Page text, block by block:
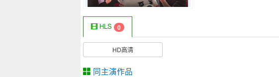
HLS 0
HD高清
同主演作品